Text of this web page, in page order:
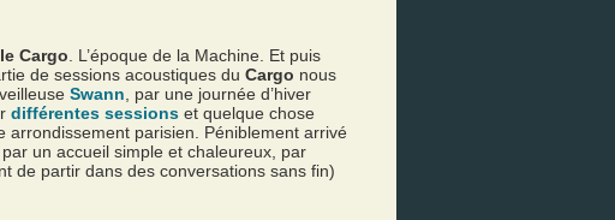
le Cargo . L’époque de la Machine. Et puis
de sessions acoustiques du Cargo nous
Swann , par une journée d’hiver
différentes sessions et quelque chose
arrondissement parisien. Péniblement arrivé
un accueil simple et chaleureux, par
de partir dans des conversations sans fin)